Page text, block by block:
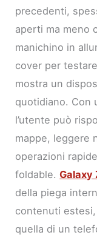
precedenti,
aperti ma meno
manichino in
cover per
mostra un
quotidiano. Con
l’utente può
mappe, leggere
operazioni
foldable.Galaxy
della piega
contenuti estesi,
quella di un